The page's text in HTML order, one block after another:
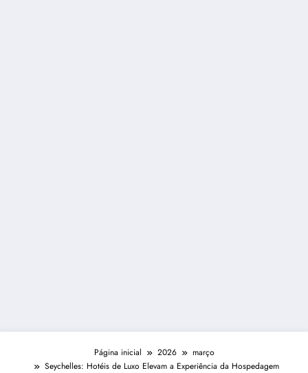
Página inicial 2026
março
Seychelles: Hotéis de Luxo Elevam a Experiência da Hospedagem